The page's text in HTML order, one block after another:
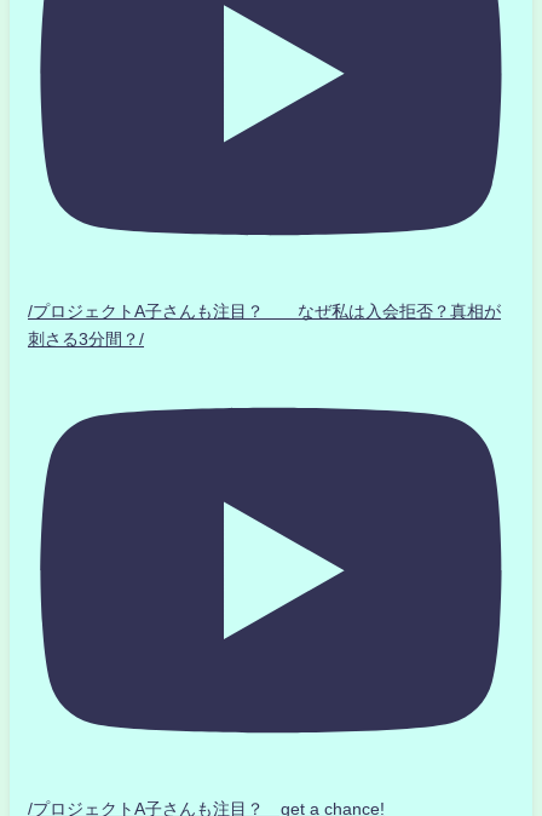
/プロジェクトA子さんも注目？ なぜ私は入会拒否？真相が
刺さる3分間？/
/プロジェクトA子さんも注目？ get a chance!